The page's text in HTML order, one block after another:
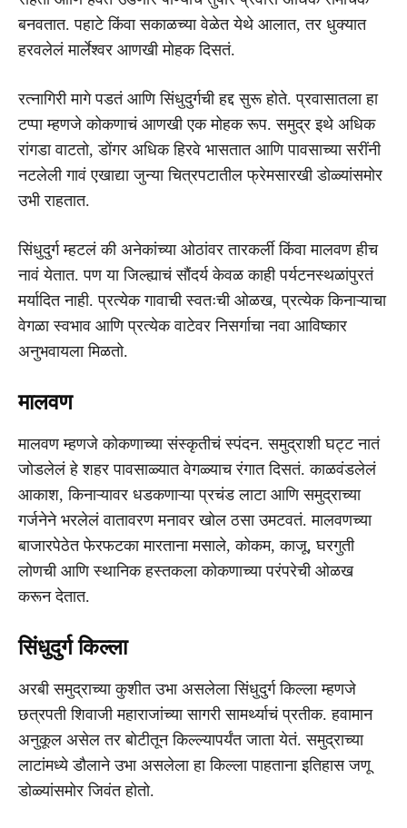
बनवतात. पहाटे किंवा सकाळच्या वेळेत येथे आलात, तर धुक्यात
हरवलेलं मार्लेश्वर आणखी मोहक दिसतं.
रत्नागिरी मागे पडतं आणि सिंधुदुर्गची हद्द सुरू होते. प्रवासातला हा
टप्पा म्हणजे कोकणाचं आणखी एक मोहक रूप. समुद्र इथे अधिक
रांगडा वाटतो, डोंगर अधिक हिरवे भासतात आणि पावसाच्या सरींनी
नटलेली गावं एखाद्या जुन्या चित्रपटातील फ्रेमसारखी डोळ्यांसमोर
उभी राहतात.
सिंधुदुर्ग म्हटलं की अनेकांच्या ओठांवर तारकर्ली किंवा मालवण हीच
नावं येतात. पण या जिल्ह्याचं सौंदर्य केवळ काही पर्यटनस्थळांपुरतं
मर्यादित नाही. प्रत्येक गावाची स्वतःची ओळख, प्रत्येक किनाऱ्याचा
वेगळा स्वभाव आणि प्रत्येक वाटेवर निसर्गाचा नवा आविष्कार
अनुभवायला मिळतो.
मालवण
मालवण म्हणजे कोकणाच्या संस्कृतीचं स्पंदन. समुद्राशी घट्ट नातं
जोडलेलं हे शहर पावसाळ्यात वेगळ्याच रंगात दिसतं. काळवंडलेलं
आकाश, किनाऱ्यावर धडकणाऱ्या प्रचंड लाटा आणि समुद्राच्या
गर्जनेने भरलेलं वातावरण मनावर खोल ठसा उमटवतं. मालवणच्या
बाजारपेठेत फेरफटका मारताना मसाले, कोकम, काजू, घरगुती
लोणची आणि स्थानिक हस्तकला कोकणाच्या परंपरेची ओळख
करून देतात.
सिंधुदुर्ग किल्ला
अरबी समुद्राच्या कुशीत उभा असलेला सिंधुदुर्ग किल्ला म्हणजे
छत्रपती शिवाजी महाराजांच्या सागरी सामर्थ्याचं प्रतीक. हवामान
अनुकूल असेल तर बोटीतून किल्ल्यापर्यंत जाता येतं. समुद्राच्या
लाटांमध्ये डौलाने उभा असलेला हा किल्ला पाहताना इतिहास जणू
डोळ्यांसमोर जिवंत होतो.